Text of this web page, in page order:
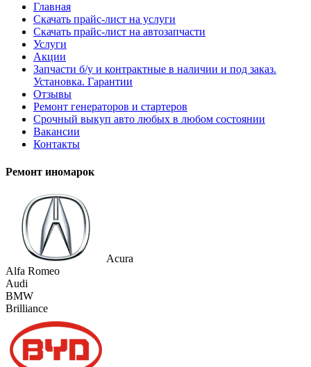
Главная
Скачать прайс-лист на услуги
Скачать прайс-лист на автозапчасти
Услуги
Акции
Запчасти б/у и контрактные в наличии и под заказ.
Установка. Гарантии
Отзывы
Ремонт генераторов и стартеров
Cрочный выкуп авто любых в любом состоянии
Вакансии
Контакты
Ремонт иномарок
Acura
Alfa Romeo
Audi
BMW
Brilliance